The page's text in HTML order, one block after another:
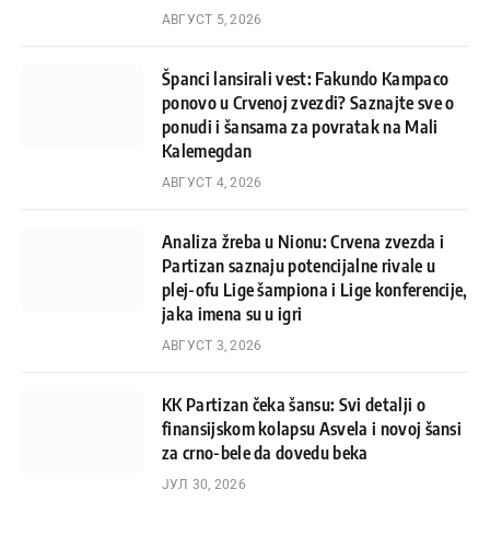
АВГУСТ 5, 2026
Španci lansirali vest: Fakundo Kampaco
ponovo u Crvenoj zvezdi? Saznajte sve o
ponudi i šansama za povratak na Mali
Kalemegdan
АВГУСТ 4, 2026
Analiza žreba u Nionu: Crvena zvezda i
Partizan saznaju potencijalne rivale u
plej-ofu Lige šampiona i Lige konferencije,
jaka imena su u igri
АВГУСТ 3, 2026
KK Partizan čeka šansu: Svi detalji o
finansijskom kolapsu Asvela i novoj šansi
za crno-bele da dovedu beka
ЈУЛ 30, 2026